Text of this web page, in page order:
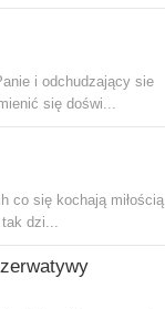
i odchudzający sie
się doświ...
co się kochają miłością
dzi...